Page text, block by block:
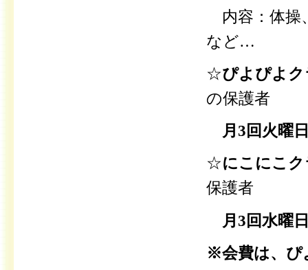
内容：体操
など…
☆ぴよぴよ
の保護者
月3回火曜
☆にこにこ
保護者
月3回水曜
※会費は、ぴ